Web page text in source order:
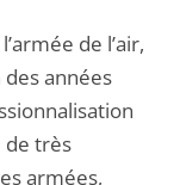
de l’air,
années
de très
armées,